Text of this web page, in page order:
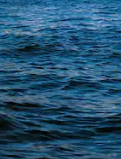
oben und unten oder erkunde